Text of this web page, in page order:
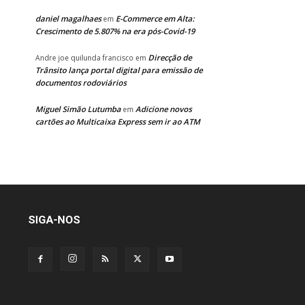
daniel magalhaesem E-Commerce em Alta:
Crescimento de 5.807% na era pós-Covid-19
Andre joe quilunda francisco em Direcção de
Trânsito lança portal digital para emissão de
documentos rodoviários
Miguel Simão Lutumba em Adicione novos
cartões ao Multicaixa Express sem ir ao ATM
SIGA-NOS